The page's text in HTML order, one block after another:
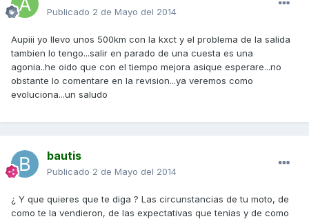
Publicado 2 de Mayo del 2014
Aupiii yo llevo unos 500km con la kxct y el problema de la salida
tambien lo tengo...salir en parado de una cuesta es una
agonia..he oido que con el tiempo mejora asique esperare...no
obstante lo comentare en la revision...ya veremos como
evoluciona...un saludo
bautis
Publicado 2 de Mayo del 2014
¿ Y que quieres que te diga ? Las circunstancias de tu moto, de
como te la vendieron, de las expectativas que tenias y de como